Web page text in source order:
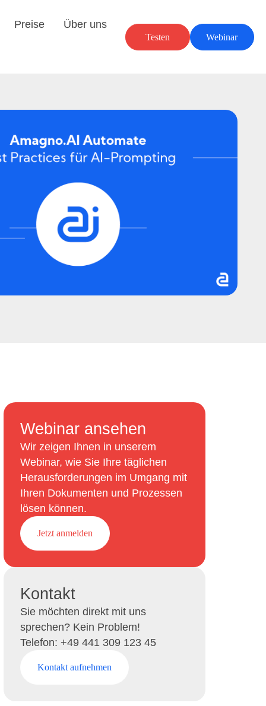
Preise Über uns
Testen Webinar
Webinar ansehen
Wir zeigen Ihnen in unserem
Webinar, wie Sie Ihre täglichen
Herausforderungen im Umgang mit
Ihren Dokumenten und Prozessen
lösen können.
Jetzt anmelden
Kontakt
Sie möchten direkt mit uns
sprechen? Kein Problem!
Telefon: +49 441 309 123 45
Kontakt aufnehmen